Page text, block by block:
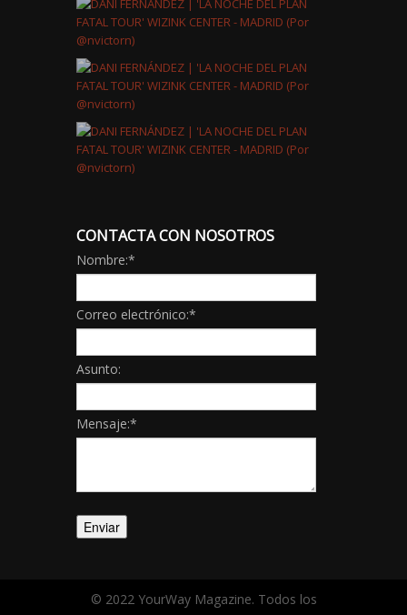
CONTACTA CON NOSOTROS
Nombre:*
Correo electrónico:*
Asunto:
Mensaje:*
© 2022 YourWay Magazine. Todos los